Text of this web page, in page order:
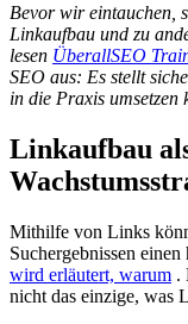
Bevor wir eintauchen,
Linkaufbau und zu
lesen ÜberallSEO
SEO aus: Es stellt
in die Praxis umsetzen
Linkaufbau
Mithilfe von Links
Suchergebnissen
wird erläutert, warum .
nicht das einzige, was